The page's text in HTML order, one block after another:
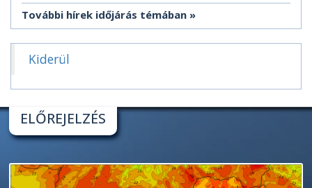
További hírek időjárás témában
Kiderül
ELŐREJELZÉS